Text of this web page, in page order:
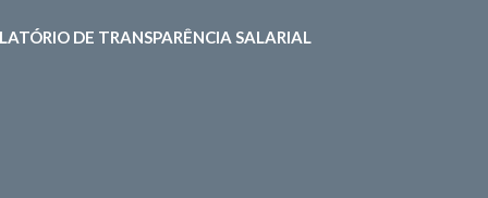
DE TRANSPARÊNCIA SALARIAL